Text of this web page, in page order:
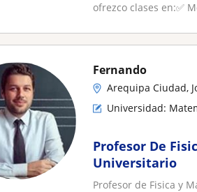
ofrezco clases en:✅
Fernando
Arequipa Ciudad,
Universidad:
Profesor De
Universitario
Profesor de Fisica y